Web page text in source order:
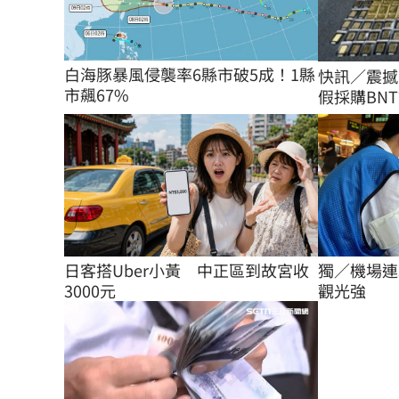
白海豚暴風侵襲率6縣市破5成！1縣
市飆67%
快訊／震
假採購
日客搭Uber小黃　中正區到故宮收
3000元
獨／機場
觀光強